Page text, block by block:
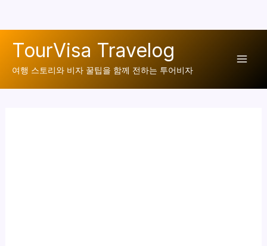
TourVisa Travelog
여행 스토리와 비자 꿀팁을 함께 전하는 투어비자